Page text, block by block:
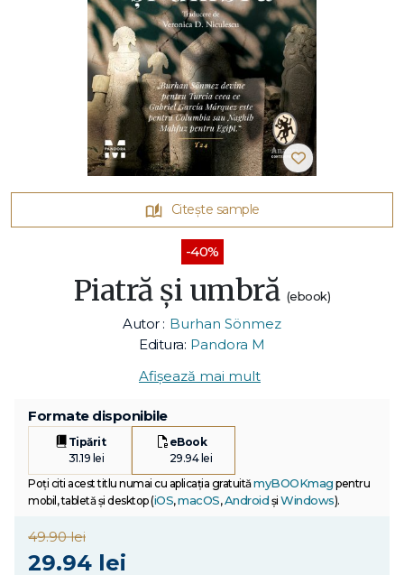
Citește sample
-40%
Piatră și umbră (ebook)
Autor : Burhan Sönmez
Editura: Pandora M
Afișează mai mult
Formate disponibile
Tipărit
31.19 lei
eBook
29.94 lei
Poți citi acest titlu numai cu aplicația gratuitămyBOOKmag pentru
mobil, tabletă și desktop (iOS,macOS,Android și Windows).
49.90 lei
29.94 lei